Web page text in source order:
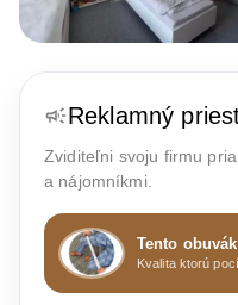
Reklamný
Zviditeľni svoju firmu
a nájomníkmi.
Tento
Kvalita ktorú